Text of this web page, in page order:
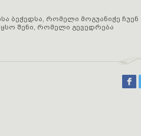
ბეჭედსა, რომელი მოგუანიჭე ჩუენ
შენი, რომელი გევედრება